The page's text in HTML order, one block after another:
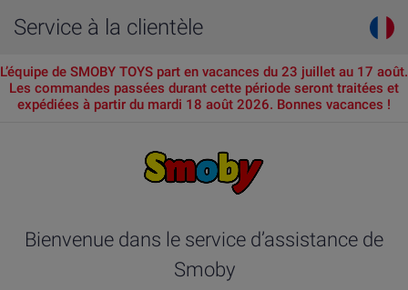
Service à la clientèle
L’équipe de SMOBY TOYS part en vacances du 23 juillet au 17 août.
Les commandes passées durant cette période seront traitées et
expédiées à partir du mardi 18 août 2026. Bonnes vacances !
Bienvenue dans le service d’assistance de
Smoby